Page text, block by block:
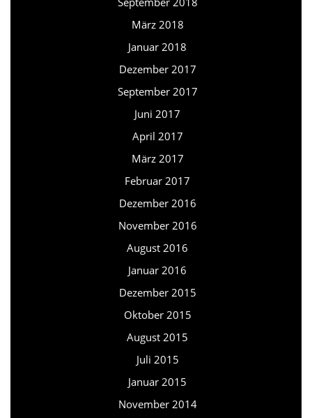
März 2018
Januar 2018
Dezember 2017
September 2017
Juni 2017
April 2017
März 2017
Februar 2017
Dezember 2016
November 2016
August 2016
Januar 2016
Dezember 2015
Oktober 2015
August 2015
Juli 2015
Januar 2015
November 2014